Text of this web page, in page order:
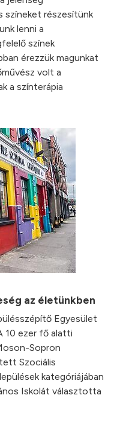
színeket részesítünk
lenni a
színek
érezzük magunkat
volt a
a színterápia
az életünkben
Egyesület
10 ezer fő alatti
Sopron
Szociális
kategóriájában
Iskolát választotta